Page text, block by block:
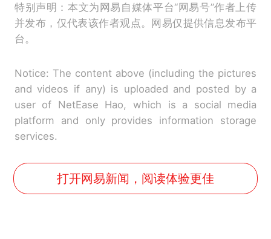
特别声明：本文为网易自媒体平台“网易号”作者上传
并发布，仅代表该作者观点。网易仅提供信息发布平
台。
Notice: The content above (including the pictures
and videos if any) is uploaded and posted by a
user of NetEase Hao, which is a social media
platform and only provides information storage
services.
打开网易新闻，阅读体验更佳